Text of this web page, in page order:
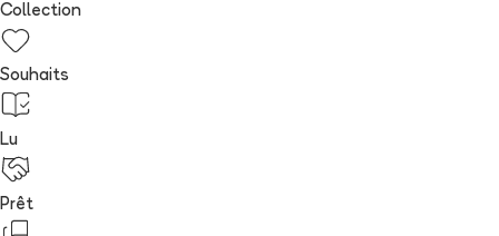
Collection
Souhaits
Lu
Prêt